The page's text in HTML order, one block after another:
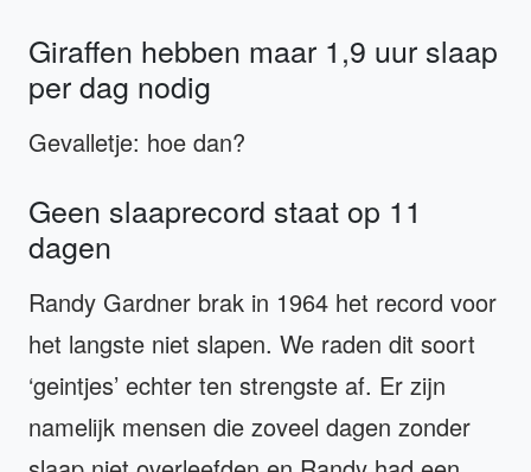
Giraffen hebben maar 1,9 uur slaap
per dag nodig
Gevalletje: hoe dan?
Geen slaaprecord staat op 11
dagen
Randy Gardner brak in 1964 het record voor
het langste niet slapen. We raden dit soort
‘geintjes’ echter ten strengste af. Er zijn
namelijk mensen die zoveel dagen zonder